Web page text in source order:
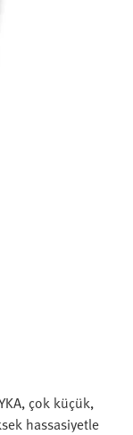
çok küçük,
hassasiyetle